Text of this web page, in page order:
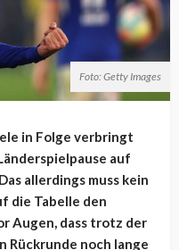
Foto: Getty Images
in Folge verbringt
auf
allerdings muss kein
die Tabelle den
Augen, dass trotz der
Rückrunde noch lange